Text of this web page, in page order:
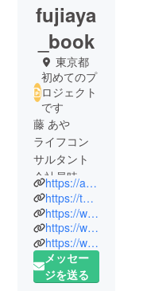
fujiaya
_book
東京都
初めてのプ
ロジェクト
です
藤 あや
ライフコン
サルタント
会社員時代
に年間売上1
億円のセー
ルス実績。
2017年会社
を退職して
独立後、200
https://ameblo.jp/ayacococh/
https://twitter.com/fujiaya_book
https://www.facebook.com/groups/603583274141825
https://www.youtube.com/channel/UCE1Q2_oBO-pvs2s2dMLizRg
https://www.instagram.com/f.ayacococh/
メッセー
ジを送る